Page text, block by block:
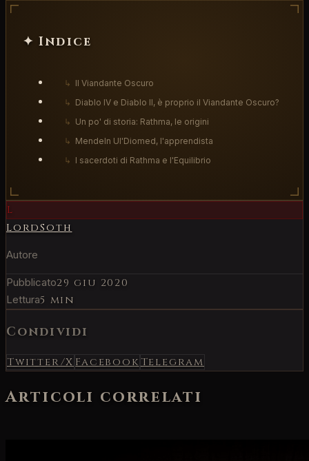
✦ Indice
↳ Il Viandante Oscuro
↳ Diablo IV e Diablo II, è proprio il Viandante Oscuro?
↳ Un po' di storia: Rathma, le origini
↳ Mendeln Ul'Diomed, l'apprendista
↳ I sacerdoti di Rathma e l'Equilibrio
L
LordSoth
Autore
Pubblicato29 giu 2020
Lettura5 min
Condividi
Twitter/XFacebookTelegram
Articoli correlati